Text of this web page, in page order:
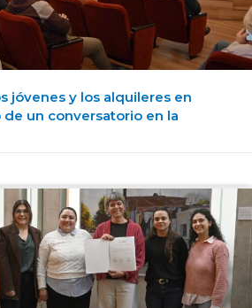
jóvenes y los alquileres en
un conversatorio en la